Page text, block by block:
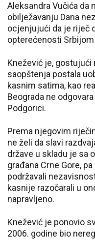
Aleksandra Vučića da
obilježavanju Dana
ocjenjujući da je riječ
opterećenosti
Knežević je, gostujući
saopštenja postala
kasnim satima, kao
Beograda ne
Podgorici.
Prema njegovim
ne želi da slavi
države u skladu je sa
građana Crne Gore,
podržavali
kasnije razočarali u
napravljeno.
Knežević je ponovio
2006. godine bio